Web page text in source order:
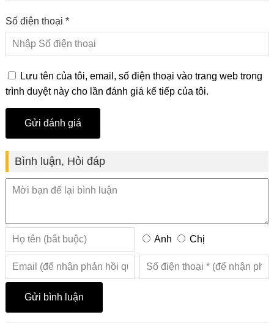
Số điện thoại *
Lưu tên của tôi, email, số điện thoại vào trang web trong
trình duyệt này cho lần đánh giá kế tiếp của tôi.
Bình luận, Hỏi đáp
Anh Chị